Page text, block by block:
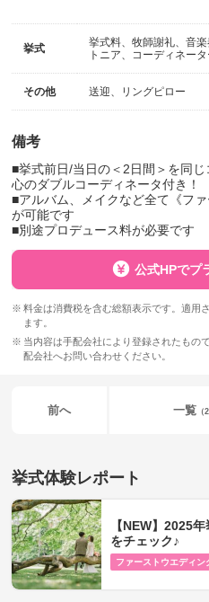
挙式
挙式料、牧師謝礼、音
トニア、コーディネータ
その他 送迎、リングピロー
備考
■挙式前日/当日の＜2日間＞を同
心のダブルコーディネータ付き！
■アルバム、メイクなど全て《フ
が可能です
■別途プロデュース料が必要です
公式HPでプ
料金は消費税を含む総額表示です。適用
ます。
当内容は手配会社により登録されたもの
配会社へお問い合わせください。
前へ 一覧 （
挙式体験レポート
【NEW】2025
をチェック♪
ファーストウエディン